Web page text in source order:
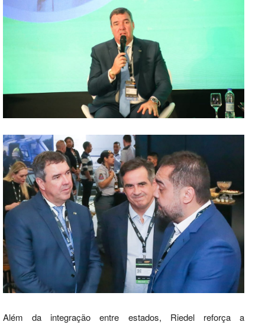
Além da integração entre estados, Riedel reforça a